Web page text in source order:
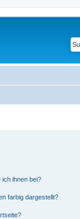
ich ihnen bei?
farbig dargestellt?